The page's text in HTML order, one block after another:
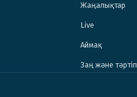
Жаңалықтар
Live
Аймақ
Заң және тәртіп